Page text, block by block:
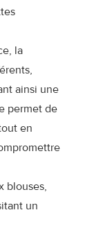
la
ainsi une
permet de
en
blouses,
un